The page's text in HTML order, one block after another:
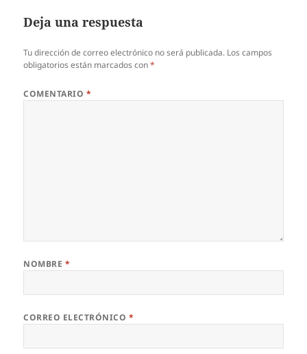
Deja una respuesta
Tu dirección de correo electrónico no será publicada. Los campos
obligatorios están marcados con*
COMENTARIO *
NOMBRE *
CORREO ELECTRÓNICO *